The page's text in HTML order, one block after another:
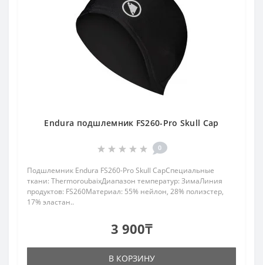
Endura подшлемник FS260-Pro Skull Cap
0
Подшлемник Endura FS260-Pro Skull CapСпециальные
ткани: ThermoroubaixДиапазон температур: ЗимаЛиния
продуктов: FS260Материал: 55% нейлон, 28% полиэстер,
17% эластан..
3 900₸
В КОРЗИНУ